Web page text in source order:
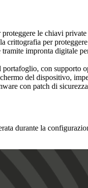
le chiavi
crittografia per
impronta digitale
con supporto
del dispositivo,
con patch di
durante la